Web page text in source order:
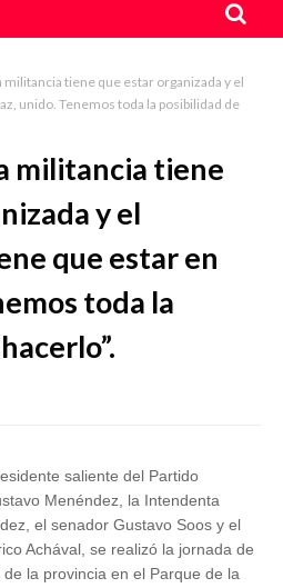
militancia tiene que estar organizada y el
unido. Tenemos toda la posibilidad de
militancia tiene
y el
que estar en
toda la
saliente del Partido
Menéndez, la Intendenta
el senador Gustavo Soos y el
Achával, se realizó la jornada de
la provincia en el Parque de la